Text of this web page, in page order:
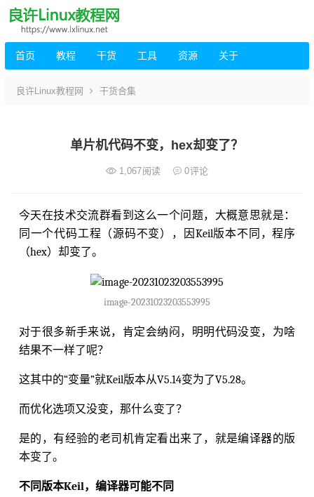
首页 教程 干货 工具 资源 关于
良许Linux教程网 干货合集
单片机代码不变，hex却变了？
1,067阅读 0评论
今天在技术交流群看到这么一个问题，大概意思就是：
同一个代码工程（源码不变），因Keil版本不同，程序
（hex）却变了。
image-20231023203553995
对于很多新手来说，肯定会纳闷，明明代码没变，为啥
结果不一样了呢？
这其中的“变量”就Keil版本从V5.14变为了V5.28。
而优化选项又没变，那什么变了？
是的，有经验的老司机肯定看出来了，就是编译器的版
本变了。
不同版本Keil，编译器可能不同